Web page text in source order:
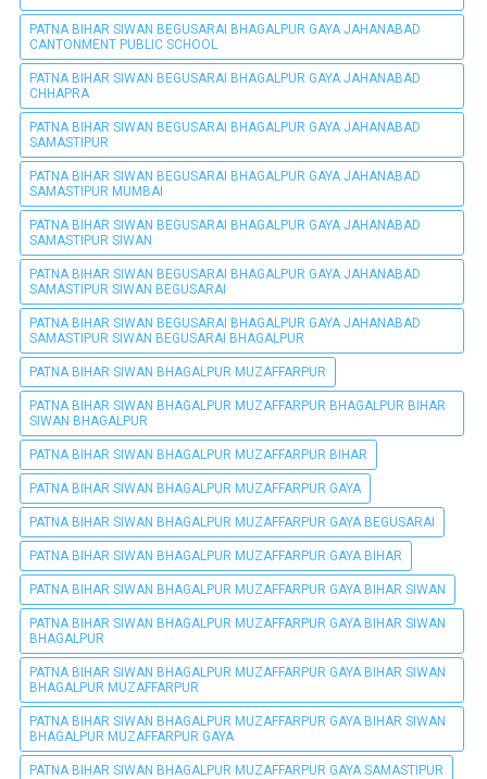
PATNA BIHAR SIWAN BEGUSARAI BHAGALPUR GAYA JAHANABAD
CANTONMENT PUBLIC SCHOOL
PATNA BIHAR SIWAN BEGUSARAI BHAGALPUR GAYA JAHANABAD
CHHAPRA
PATNA BIHAR SIWAN BEGUSARAI BHAGALPUR GAYA JAHANABAD
SAMASTIPUR
PATNA BIHAR SIWAN BEGUSARAI BHAGALPUR GAYA JAHANABAD
SAMASTIPUR MUMBAI
PATNA BIHAR SIWAN BEGUSARAI BHAGALPUR GAYA JAHANABAD
SAMASTIPUR SIWAN
PATNA BIHAR SIWAN BEGUSARAI BHAGALPUR GAYA JAHANABAD
SAMASTIPUR SIWAN BEGUSARAI
PATNA BIHAR SIWAN BEGUSARAI BHAGALPUR GAYA JAHANABAD
SAMASTIPUR SIWAN BEGUSARAI BHAGALPUR
PATNA BIHAR SIWAN BHAGALPUR MUZAFFARPUR
PATNA BIHAR SIWAN BHAGALPUR MUZAFFARPUR BHAGALPUR BIHAR
SIWAN BHAGALPUR
PATNA BIHAR SIWAN BHAGALPUR MUZAFFARPUR BIHAR
PATNA BIHAR SIWAN BHAGALPUR MUZAFFARPUR GAYA
PATNA BIHAR SIWAN BHAGALPUR MUZAFFARPUR GAYA BEGUSARAI
PATNA BIHAR SIWAN BHAGALPUR MUZAFFARPUR GAYA BIHAR
PATNA BIHAR SIWAN BHAGALPUR MUZAFFARPUR GAYA BIHAR SIWAN
PATNA BIHAR SIWAN BHAGALPUR MUZAFFARPUR GAYA BIHAR SIWAN
BHAGALPUR
PATNA BIHAR SIWAN BHAGALPUR MUZAFFARPUR GAYA BIHAR SIWAN
BHAGALPUR MUZAFFARPUR
PATNA BIHAR SIWAN BHAGALPUR MUZAFFARPUR GAYA BIHAR SIWAN
BHAGALPUR MUZAFFARPUR GAYA
PATNA BIHAR SIWAN BHAGALPUR MUZAFFARPUR GAYA SAMASTIPUR